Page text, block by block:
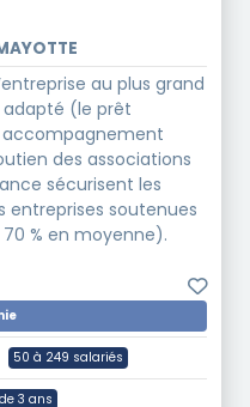
au plus grand
(le prêt
accompagnement
des associations
sécurisent les
entreprises soutenues
% en moyenne).
50 à 249 salariés
3 ans